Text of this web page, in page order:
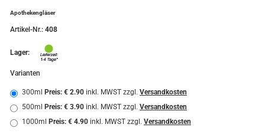
Apothekengläser
Artikel-Nr.: 408
Lager:
Varianten
300ml Preis: € 2.90 inkl. MWST zzgl. Versandkosten
500ml
Preis: € 3.90 inkl. MWST zzgl. Versandkosten
1000ml
Preis: € 4.90 inkl. MWST zzgl. Versandkosten